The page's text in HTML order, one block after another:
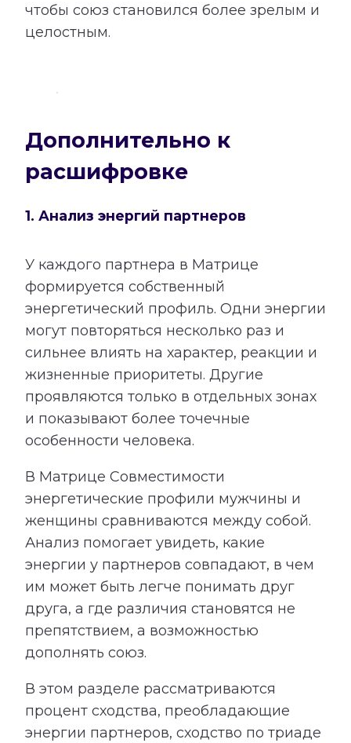
чтобы союз становился более зрелым и
целостным.
Дополнительно к
расшифровке
1. Анализ энергий партнеров
У каждого партнера в Матрице
формируется собственный
энергетический профиль. Одни энергии
могут повторяться несколько раз и
сильнее влиять на характер, реакции и
жизненные приоритеты. Другие
проявляются только в отдельных зонах
и показывают более точечные
особенности человека.
В Матрице Совместимости
энергетические профили мужчины и
женщины сравниваются между собой.
Анализ помогает увидеть, какие
энергии у партнеров совпадают, в чем
им может быть легче понимать друг
друга, а где различия становятся не
препятствием, а возможностью
дополнять союз.
В этом разделе рассматриваются
процент сходства, преобладающие
энергии партнеров, сходство по триаде